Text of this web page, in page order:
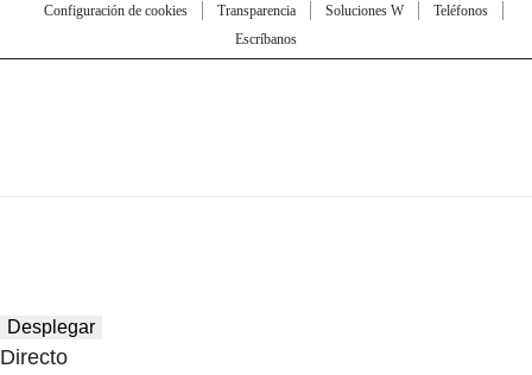
Configuración de cookies
Transparencia Soluciones W
Teléfonos
Escríbanos
Desplegar
Directo